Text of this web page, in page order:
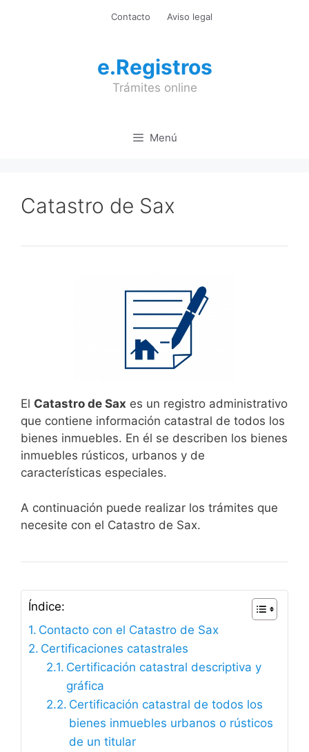
Contacto Aviso legal
e.Registros
Trámites online
Menú
Catastro de Sax
El Catastro de Sax es un registro administrativo
que contiene información catastral de todos los
bienes inmuebles. En él se describen los bienes
inmuebles rústicos, urbanos y de
características especiales.
A continuación puede realizar los trámites que
necesite con el Catastro de Sax.
Índice:
Contacto con el Catastro de Sax
Certificaciones catastrales
Certificación catastral descriptiva y
gráfica
Certificación catastral de todos los
bienes inmuebles urbanos o rústicos
de un titular